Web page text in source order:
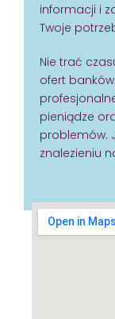
informacji i
Twoje
Nie trać
ofert
pieniądze
problemów.
znalezieniu